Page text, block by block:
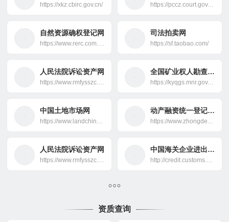
https://xkz.cbirc.gov.cn/ https://pccz.court.gov.cn/pcajxxw/index/xxwsy
自然资源确权登记网
https://www.rerc.com.cn/
司法拍卖网
https://sf.taobao.com/
人民法院诉讼资产网
https://www.rmfysszc.gov.cn/
全国矿业权人勘查开采信息公示系统
https://kyqgs.mnr.gov.cn/index.jhtml
中国土地市场网
https://www.landchina.com
动产融资统一登记公示系统
https://www.zhongdengwang.org.cn/
人民法院诉讼资产网
https://www.rmfysszc.gov.cn/
中国海关企业进出口信用信息公示平台
http://credit.customs.gov.cn/
资质查询